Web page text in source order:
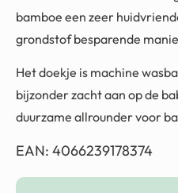
bamboe een zeer
grondstof besparende
Het doekje is machine
bijzonder zacht aan op de
duurzame allrounder voor
EAN: 4066239178374